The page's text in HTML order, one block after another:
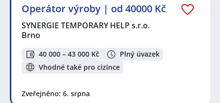
Operátor výroby | od 40000 Kč
SYNERGIE TEMPORARY HELP s.r.o.
Brno
40 000 – 43 000 Kč
Plný úvazek
Vhodné také pro cizince
Zveřejněno: 6. srpna